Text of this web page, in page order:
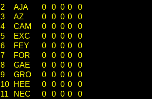
2
AJA 0 0 0 0
0
3
AZ 0 0 0 0
0
4
CAM 0 0 0 0
0
5
EXC 0 0 0 0
0
6
FEY 0 0 0 0
0
7
FOR 0 0 0 0
0
8
GAE 0 0 0 0
0
9
GRO 0 0 0 0
0
10
HEE 0 0 0 0
0
11
NEC 0 0 0 0
0